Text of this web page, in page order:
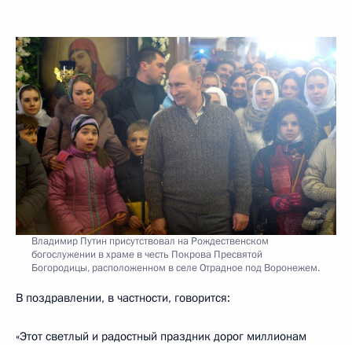
Владимир Путин присутствовал на Рождественском
богослужении в храме в честь Покрова Пресвятой
Богородицы, расположенном в селе Отрадное под Воронежем.
В поздравлении, в частности, говорится:
«Этот светлый и радостный праздник дорог миллионам